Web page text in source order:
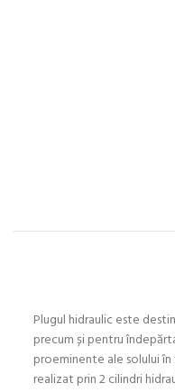
Plugul hidraulic este
precum și pentru
proeminente ale solului
realizat prin 2 cilindri